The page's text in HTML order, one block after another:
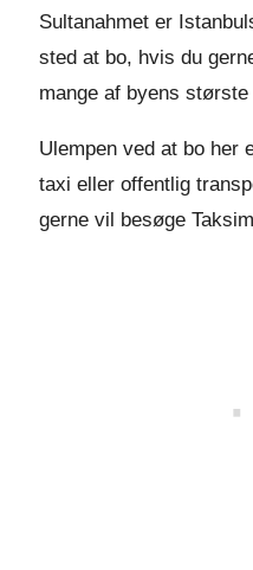
Sultanahmet er
sted at bo, hvis du
mange af byens
Ulempen ved at bo her
taxi eller offentlig
gerne vil besøge